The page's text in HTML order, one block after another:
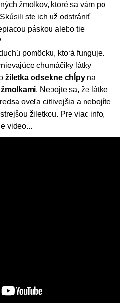
žmolkov, ktoré sa vám po
ste ich už odstrániť
páskou alebo tie
pomôcku, ktorá funguje.
chumáčiky látky
žiletka odsekne chĺpy na
. Nebojte sa, že látke
oveľa citlivejšia a nebojíte
žiletkou. Pre viac info,
video...